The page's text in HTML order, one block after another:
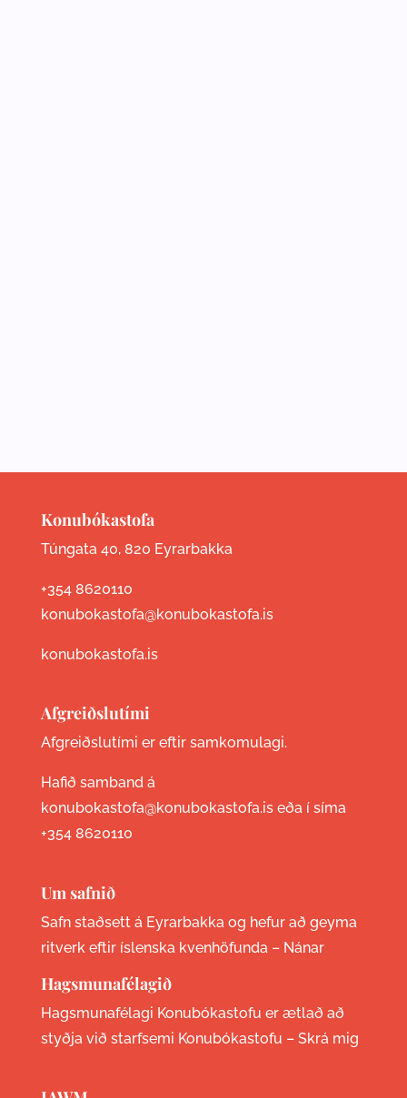
Konubókastofa
Túngata 40, 820 Eyrarbakka
+354 8620110
konubokastofa@konubokastofa.is
konubokastofa.is
Afgreiðslutími
Afgreiðslutími er eftir samkomulagi.
Hafið samband á
konubokastofa@konubokastofa.is eða í síma
+354 8620110
Um safnið
Safn staðsett á Eyrarbakka og hefur að geyma
ritverk eftir íslenska kvenhöfunda – Nánar
Hagsmunafélagið
Hagsmunafélagi Konubókastofu er ætlað að
styðja við starfsemi Konubókastofu – Skrá mig